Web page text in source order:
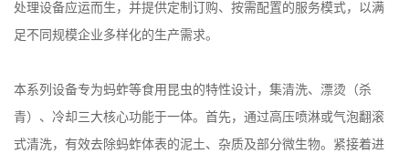
处理设备应运而生，并提供定制订购、按需配置的服务模式，以满
足不同规模企业多样化的生产需求。
本系列设备专为蚂蚱等食用昆虫的特性设计，集清洗、漂烫（杀
青）、冷却三大核心功能于一体。首先，通过高压喷淋或气泡翻滚
式清洗，有效去除蚂蚱体表的泥土、杂质及部分微生物。紧接着进